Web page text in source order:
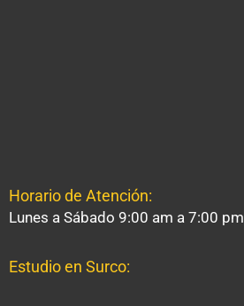
Horario de Atención:
Lunes a Sábado 9:00 am a 7:00 pm
Estudio en Surco: